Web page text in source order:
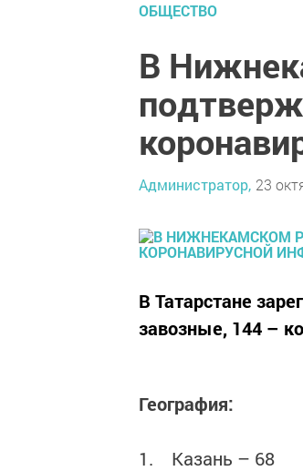
ОБЩЕСТВО
В
Администратор, 23
В Татарстане
завозные, 144 –
География:
1. Казань – 68